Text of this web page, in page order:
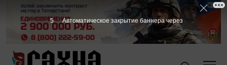
4 Автоматическое закрытие баннера через